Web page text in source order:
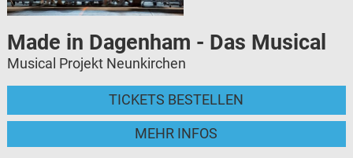
Made in Dagenham - Das Musical
Musical Projekt Neunkirchen
TICKETS BESTELLEN
MEHR INFOS